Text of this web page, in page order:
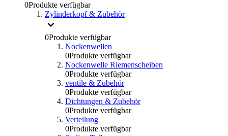
0Produkte verfügbar
Zylinderkopf & Zubehör
0Produkte verfügbar
Nockenwellen
0Produkte verfügbar
Nockenwelle Riemenscheiben
0Produkte verfügbar
ventile & Zubehör
0Produkte verfügbar
Dichtungen & Zubehör
0Produkte verfügbar
Verteilung
0Produkte verfügbar